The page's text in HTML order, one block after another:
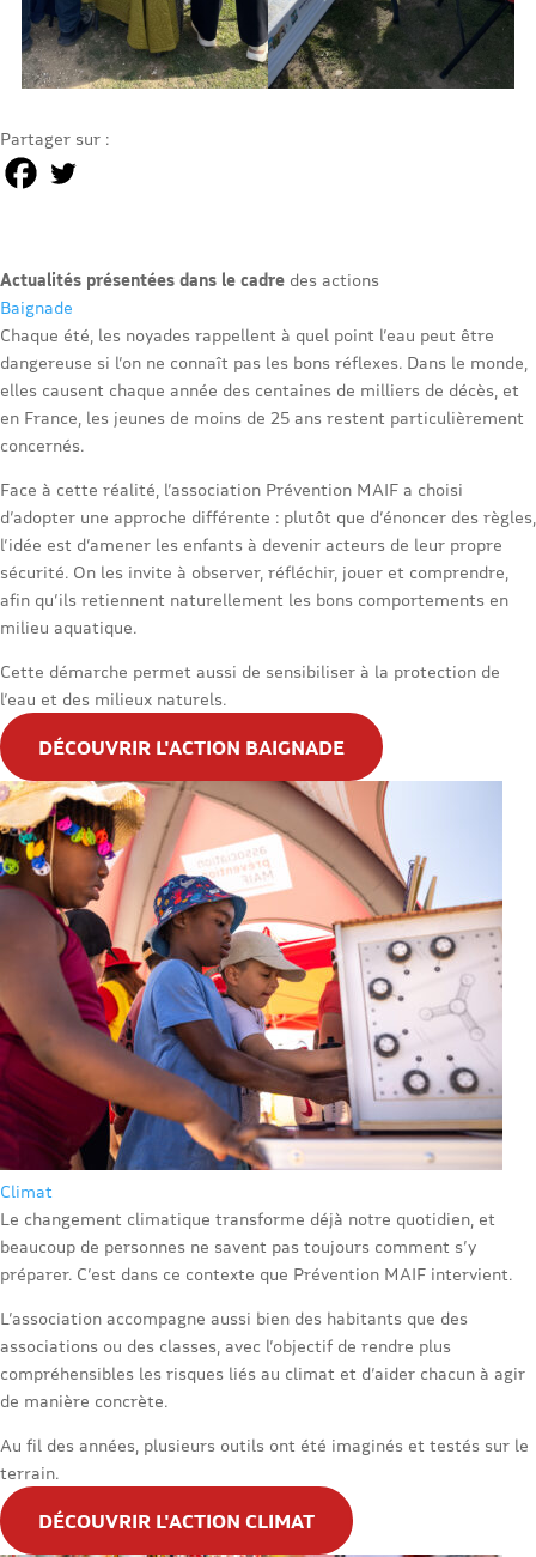
Partager sur :
Actualités présentées dans le cadre des actions
Baignade
Chaque été, les noyades rappellent à quel point l’eau peut être
dangereuse si l’on ne connaît pas les bons réflexes. Dans le monde,
elles causent chaque année des centaines de milliers de décès, et
en France, les jeunes de moins de 25 ans restent particulièrement
concernés.
Face à cette réalité, l’association Prévention MAIF a choisi
d’adopter une approche différente : plutôt que d’énoncer des règles,
l’idée est d’amener les enfants à devenir acteurs de leur propre
sécurité. On les invite à observer, réfléchir, jouer et comprendre,
afin qu’ils retiennent naturellement les bons comportements en
milieu aquatique.
Cette démarche permet aussi de sensibiliser à la protection de
l’eau et des milieux naturels.
DÉCOUVRIR L'ACTION BAIGNADE
Climat
Le changement climatique transforme déjà notre quotidien, et
beaucoup de personnes ne savent pas toujours comment s’y
préparer. C’est dans ce contexte que Prévention MAIF intervient.
L’association accompagne aussi bien des habitants que des
associations ou des classes, avec l’objectif de rendre plus
compréhensibles les risques liés au climat et d’aider chacun à agir
de manière concrète.
Au fil des années, plusieurs outils ont été imaginés et testés sur le
terrain.
DÉCOUVRIR L'ACTION CLIMAT